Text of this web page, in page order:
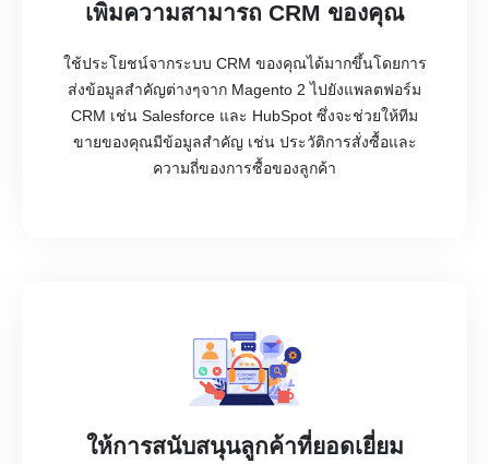
เพิ่มความสามารถ CRM ของคุณ
ใช้ประโยชน์จากระบบ CRM ของคุณได้มากขึ้นโดยการ
ส่งข้อมูลสำคัญต่างๆจาก Magento 2 ไปยังแพลตฟอร์ม
CRM เช่น Salesforce และ HubSpot ซึ่งจะช่วยให้ทีม
ขายของคุณมีข้อมูลสำคัญ เช่น ประวัติการสั่งซื้อและ
ความถี่ของการซื้อของลูกค้า
ให้การสนับสนุนลูกค้าที่ยอดเยี่ยม